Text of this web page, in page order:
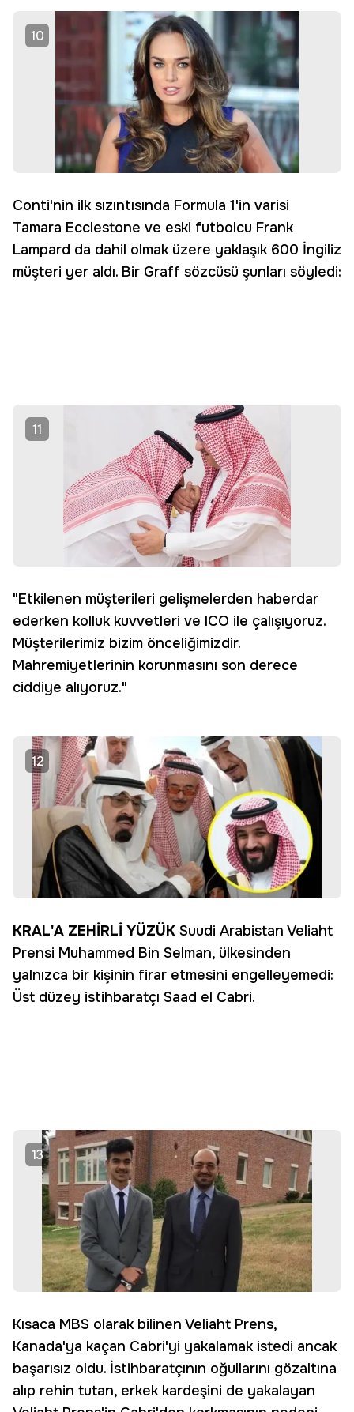
10
Conti'nin ilk sızıntısında Formula 1'in varisi
Tamara Ecclestone ve eski futbolcu Frank
Lampard da dahil olmak üzere yaklaşık 600 İngiliz
müşteri yer aldı. Bir Graff sözcüsü şunları söyledi:
11
"Etkilenen müşterileri gelişmelerden haberdar
ederken kolluk kuvvetleri ve ICO ile çalışıyoruz.
Müşterilerimiz bizim önceliğimizdir.
Mahremiyetlerinin korunmasını son derece
ciddiye alıyoruz."
12
KRAL'A ZEHİRLİ YÜZÜK Suudi Arabistan Veliaht
Prensi Muhammed Bin Selman, ülkesinden
yalnızca bir kişinin firar etmesini engelleyemedi:
Üst düzey istihbaratçı Saad el Cabri.
13
Kısaca MBS olarak bilinen Veliaht Prens,
Kanada'ya kaçan Cabri'yi yakalamak istedi ancak
başarısız oldu. İstihbaratçının oğullarını gözaltına
alıp rehin tutan, erkek kardeşini de yakalayan